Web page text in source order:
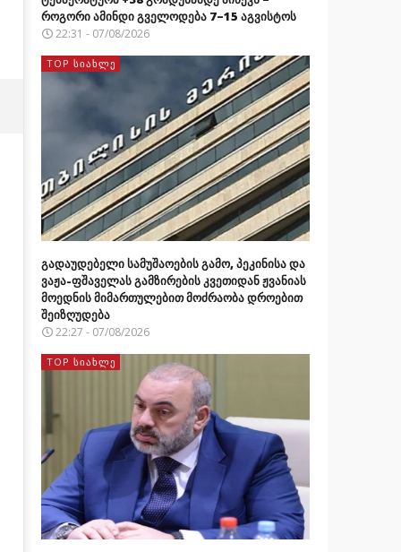
როგორი ამინდი გველოდება 7–15 აგვისტოს
22:31 - 07/08/2026
TOP ᲡᲘᲐᲮᲚᲔ
გადაუდებელი სამუშაოების გამო, პეკინისა და
ვაჟა-ფშაველას გამზირების კვეთიდან ჟვანიას
მოედნის მიმართულებით მოძრაობა დროებით
შეიზღუდება
22:27 - 07/08/2026
TOP ᲡᲘᲐᲮᲚᲔ